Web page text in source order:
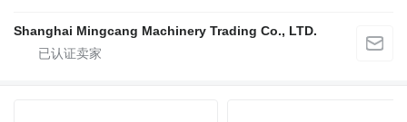
Shanghai Mingcang Machinery Trading Co., LTD.